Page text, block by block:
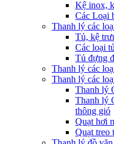
Kệ inox,
Các Loại
Thanh lý các
Tủ, kệ
Các loại
Tủ đựng
Thanh lý các
Thanh lý các
Thanh lý
Thanh lý
thông gió
Quạt hơi
Quạt treo